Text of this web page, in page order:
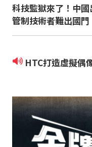
科技監獄來了！中
管制技術者難出國門
HTC打造虛擬偶